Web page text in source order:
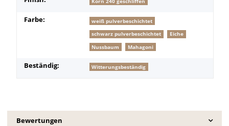
Farbe:
weiß pulverbeschichtet
schwarz pulverbeschichtet
Eiche
Nussbaum
Mahagoni
Beständig: Witterungsbeständig
Bewertungen